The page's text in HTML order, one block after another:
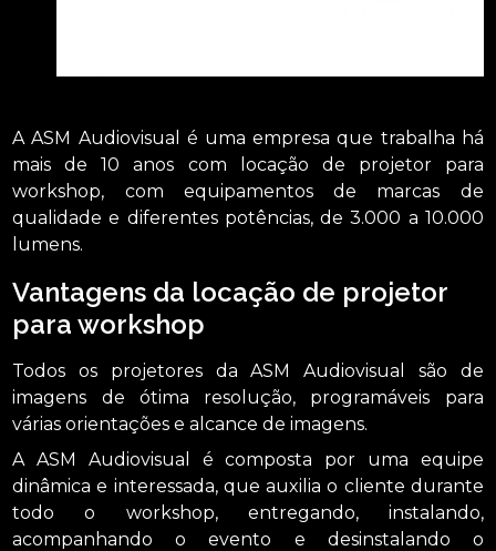
A ASM Audiovisual é uma empresa que trabalha há
mais de 10 anos com locação de projetor para
workshop, com equipamentos de marcas de
qualidade e diferentes potências, de 3.000 a 10.000
lumens.
Vantagens da locação de projetor
para workshop
Todos os projetores da ASM Audiovisual são de
imagens de ótima resolução, programáveis para
várias orientações e alcance de imagens.
A ASM Audiovisual é composta por uma equipe
dinâmica e interessada, que auxilia o cliente durante
todo o workshop, entregando, instalando,
acompanhando o evento e desinstalando o